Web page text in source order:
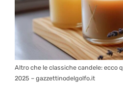
Altro che le classiche candele: ecco
2025 – gazzettinodelgolfo.it